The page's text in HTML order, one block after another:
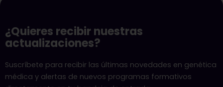
¿Quieres recibir nuestras
actualizaciones?
Suscríbete para recibir las últimas novedades en genética
médica y alertas de nuevos programas formativos